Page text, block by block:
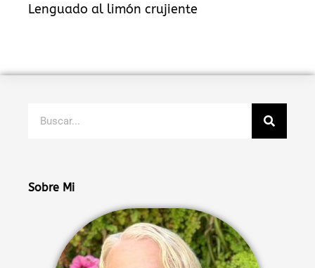
Lenguado al limón crujiente
Sobre Mi